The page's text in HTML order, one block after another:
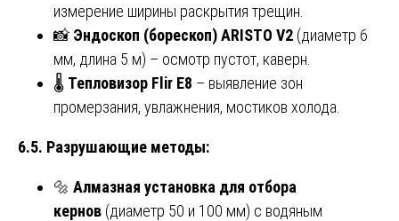
измерение ширины раскрытия трещин.
📸 Эндоскоп (борескоп) ARISTO V2 (диаметр 6
мм, длина 5 м) – осмотр пустот, каверн.
🌡️ Тепловизор Flir E8 – выявление зон
промерзания, увлажнения, мостиков холода.
6.5. Разрушающие методы:
🔩 Алмазная установка для отбора
кернов (диаметр 50 и 100 мм) с водяным